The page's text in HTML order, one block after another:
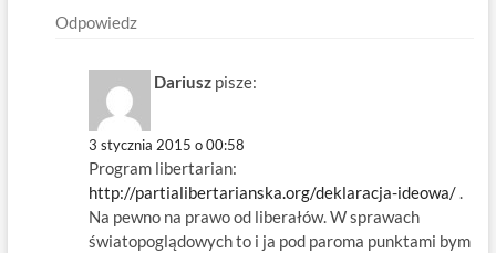
Odpowiedz
Dariusz pisze:
3 stycznia 2015 o 00:58
Program libertarian:
http://partialibertarianska.org/deklaracja-ideowa/.
Na pewno na prawo od liberałów. W sprawach
światopoglądowych to i ja pod paroma punktami bym